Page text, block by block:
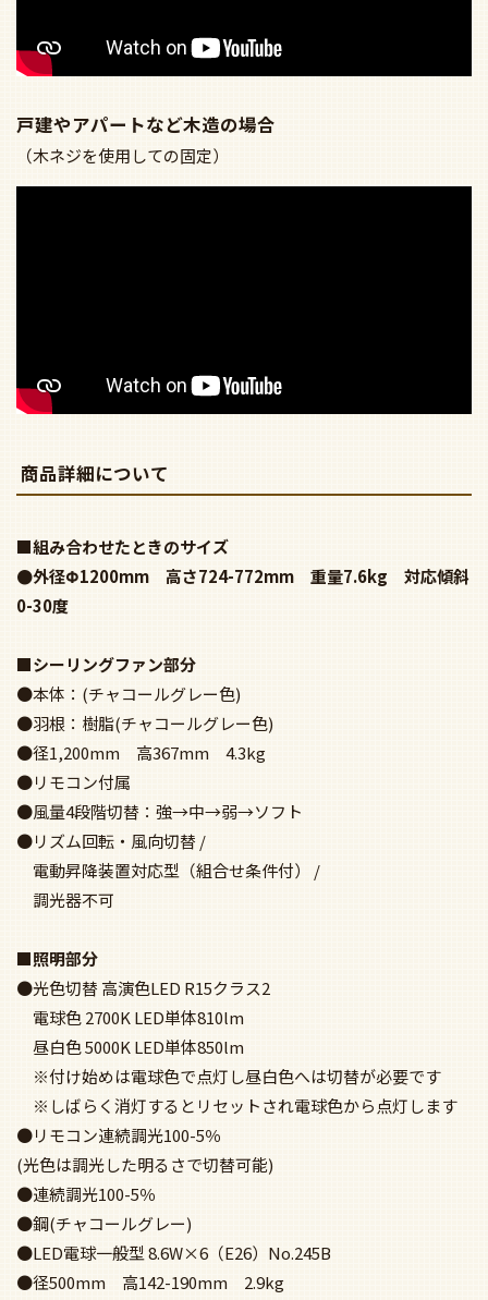
（木ネジを使用しての固定）
●外径Φ1200mm 高さ724-772mm 重量7.6kg 対応傾斜
0-30度
●本体：(チャコールグレー色)
●羽根：樹脂(チャコールグレー色)
●径1,200mm 高367mm 4.3kg
●リモコン付属
●風量4段階切替：強→中→弱→ソフト
●リズム回転・風向切替 /
電動昇降装置対応型（組合せ条件付） /
調光器不可
●光色切替 高演色LED R15クラス2
電球色 2700K LED単体810lm
昼白色 5000K LED単体850lm
※付け始めは電球色で点灯し昼白色へは切替が必要です
※しばらく消灯するとリセットされ電球色から点灯します
●リモコン連続調光100-5％
(光色は調光した明るさで切替可能)
●連続調光100-5％
●鋼(チャコールグレー)
●LED電球一般型 8.6W×6（E26）No.245B
●径500mm 高142-190mm 2.9kg
●光源寿命40,000時間/シーリングファン灯具